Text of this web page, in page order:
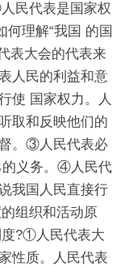
民代表是国家权
理解“我国 的国
表大会的代表来
人民的利益和意
使 国家权力。人
取和反映他们的
。③人民代表必
的义务。④人民代
我国人民直接行
组织和活动原
度?①人民代表大
性质。人民代表